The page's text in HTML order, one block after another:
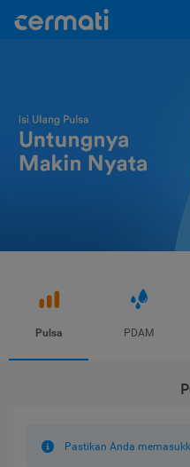
Pulsa PDAM
Pastikan Anda